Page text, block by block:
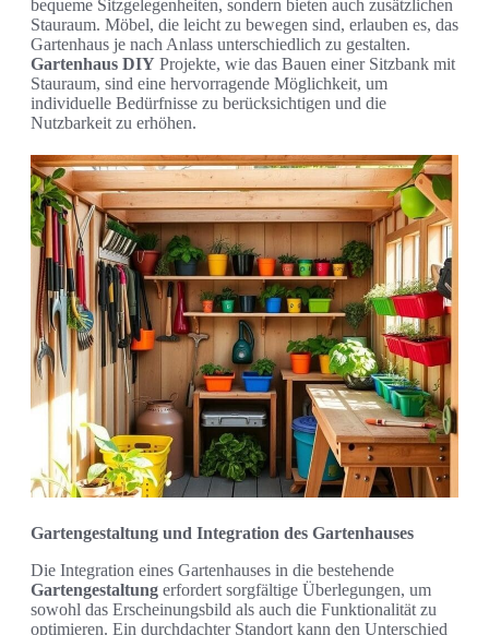
bequeme Sitzgelegenheiten, sondern bieten auch zusätzlichen
Stauraum. Möbel, die leicht zu bewegen sind, erlauben es, das
Gartenhaus je nach Anlass unterschiedlich zu gestalten.
Gartenhaus DIY Projekte, wie das Bauen einer Sitzbank mit
Stauraum, sind eine hervorragende Möglichkeit, um
individuelle Bedürfnisse zu berücksichtigen und die
Nutzbarkeit zu erhöhen.
Gartengestaltung und Integration des Gartenhauses
Die Integration eines Gartenhauses in die bestehende
Gartengestaltung erfordert sorgfältige Überlegungen, um
sowohl das Erscheinungsbild als auch die Funktionalität zu
optimieren. Ein durchdachter Standort kann den Unterschied